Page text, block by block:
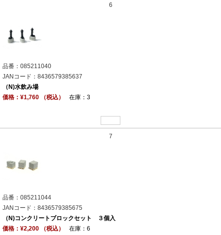
6
品番：085211040
JANコード：8436579385637
（N)水飲み場
価格：¥1,760 （税込）
在庫：3
7
品番：085211044
JANコード：8436579385675
（N)コンクリートブロックセット ３個入
価格：¥2,200 （税込）
在庫：6